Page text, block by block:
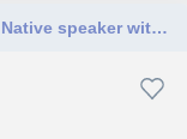
Italian teacher for adults and teenagers. Native speaker with language degree and experience teaching Italian online.